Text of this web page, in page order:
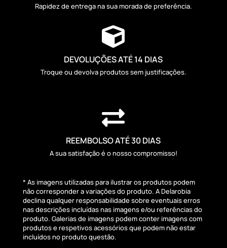
Rapidez de entrega na sua morada de preferência.

DEVOLUÇÕES ATÉ 14 DIAS
Troque ou devolva produtos sem justificações.

REEMBOLSO ATÉ 30 DIAS
A sua satisfação é o nosso compromisso!
* As imagens utilizadas para ilustrar os produtos podem
não corresponder a variações do produto. A Delarobia
declina qualquer responsabilidade sobre eventuais erros
nas descrições incluídas nas imagens e/ou referências do
produto. Galerias de imagens podem conter imagens com
produtos e respetivos acessórios que podem não estar
incluídos no produto questão.